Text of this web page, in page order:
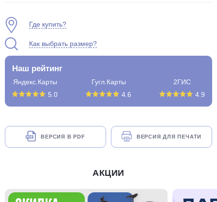
Где купить?
Как выбрать размер?
Наш рейтинг
Яндекс.Карты
5.0
Гугл.Карты
4.6
2ГИС
4.9
ВЕРСИЯ В PDF ВЕРСИЯ ДЛЯ ПЕЧАТИ
АКЦИИ